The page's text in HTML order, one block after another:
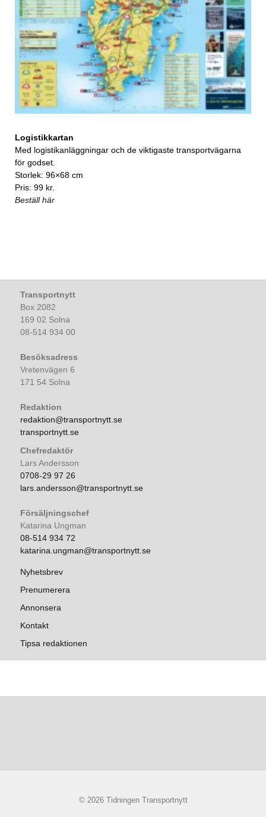
Logistikkartan
Med logistikanläggningar och de viktigaste transportvägarna
för godset.
Storlek: 96×68 cm
Pris: 99 kr.
Beställ här
Transportnytt
Box 2082
169 02 Solna
08-514 934 00
Besöksadress
Vretenvägen 6
171 54 Solna
Redaktion
redaktion@transportnytt.se
transportnytt.se
Chefredaktör
Lars Andersson
0708-29 97 26
lars.andersson@transportnytt.se
Försäljningschef
Katarina Ungman
08-514 934 72
katarina.ungman@transportnytt.se
Nyhetsbrev
Prenumerera
Annonsera
Kontakt
Tipsa redaktionen
© 2026 Tidningen Transportnytt